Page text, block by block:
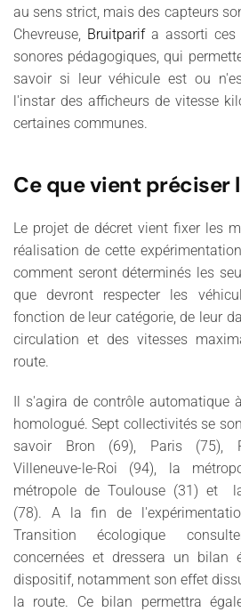
au sens strict, mais des capteurs
Chevreuse, Bruitparifa assorti ces
sonores pédagogiques, qui
savoir si leur véhicule est ou
l'instar des afficheurs de vitesse
certaines communes.
Ce que vient préciser
Le projet de décret vient fixer les
réalisation de cette
comment seront déterminés les
que devront respecter les
fonction de leur catégorie, de leur
circulation et des vitesses
route.
Il s'agira de contrôle automatique
homologué.Sept collectivités se
savoir Bron (69), Paris (75),
Villeneuve-le-Roi (94), la
métropole de Toulouse (31) et
(78). A la fin de
Transition écologique
concernées et dressera un bilan
dispositif, notamment son effet
la route. Ce bilan permettra